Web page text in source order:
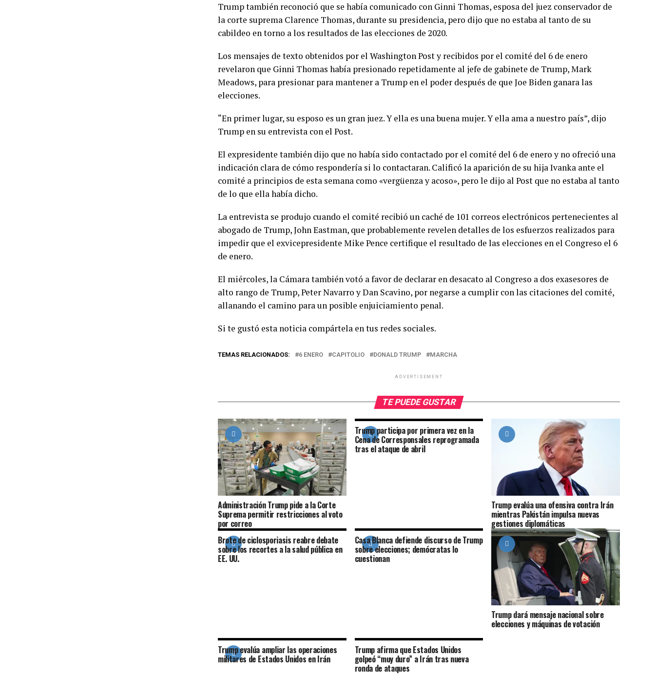
Trump también reconoció que se había comunicado con Ginni Thomas, esposa del juez conservador de
la corte suprema Clarence Thomas, durante su presidencia, pero dijo que no estaba al tanto de su
cabildeo en torno a los resultados de las elecciones de 2020.
Los mensajes de texto obtenidos por el Washington Post y recibidos por el comité del 6 de enero
revelaron que Ginni Thomas había presionado repetidamente al jefe de gabinete de Trump, Mark
Meadows, para presionar para mantener a Trump en el poder después de que Joe Biden ganara las
elecciones.
“En primer lugar, su esposo es un gran juez. Y ella es una buena mujer. Y ella ama a nuestro país”, dijo
Trump en su entrevista con el Post.
El expresidente también dijo que no había sido contactado por el comité del 6 de enero y no ofreció una
indicación clara de cómo respondería si lo contactaran. Calificó la aparición de su hija Ivanka ante el
comité a principios de esta semana como «vergüenza y acoso», pero le dijo al Post que no estaba al tanto
de lo que ella había dicho.
La entrevista se produjo cuando el comité recibió un caché de 101 correos electrónicos pertenecientes al
abogado de Trump, John Eastman, que probablemente revelen detalles de los esfuerzos realizados para
impedir que el exvicepresidente Mike Pence certifique el resultado de las elecciones en el Congreso el 6
de enero.
El miércoles, la Cámara también votó a favor de declarar en desacato al Congreso a dos exasesores de
alto rango de Trump, Peter Navarro y Dan Scavino, por negarse a cumplir con las citaciones del comité,
allanando el camino para un posible enjuiciamiento penal.
Si te gustó esta noticia compártela en tus redes sociales.
TEMAS RELACIONADOS: 6 ENERO CAPITOLIO DONALD TRUMP MARCHA
ADVERTISEMENT
TE PUEDE GUSTAR
Administración Trump pide a la Corte
Suprema permitir restricciones al voto
por correo
Trump participa por primera vez en la
Cena de Corresponsales reprogramada
tras el ataque de abril
Trump evalúa una ofensiva contra Irán
mientras Pakistán impulsa nuevas
gestiones diplomáticas
Brote de ciclosporiasis reabre debate
sobre los recortes a la salud pública en
EE. UU.
Casa Blanca defiende discurso de Trump
sobre elecciones; demócratas lo
cuestionan
Trump dará mensaje nacional sobre
elecciones y máquinas de votación
Trump evalúa ampliar las operaciones
militares de Estados Unidos en Irán
Trump afirma que Estados Unidos
golpeó “muy duro” a Irán tras nueva
ronda de ataques